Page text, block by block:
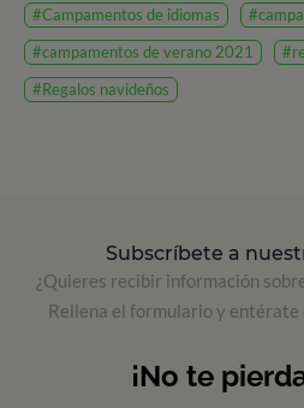
#Campamentos de idiomas
#campamentos de verano 2021
#Regalos navideños
Subscríbete a
¿Quieres recibir información
Rellena el formulario y entérate